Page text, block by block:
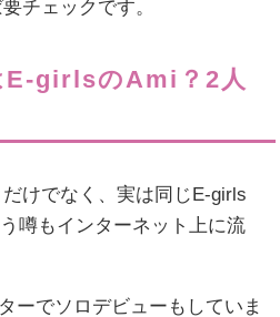
チェックです。
E-girlsのAmi？2人
けでなく、実は同じE-girls
噂もインターネット上に流
ーでソロデビューもしていま